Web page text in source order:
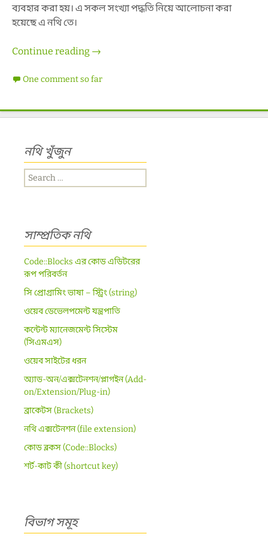
ব্যবহার করা হয়। এ সকল সংখ্যা পদ্ধতি নিয়ে আলোচনা করা
হয়েছে এ নথি তে।
Continue reading সংখ্যা পদ্ধতিঃ ডেসিম্যাল, বাইনারি, অক্টাল এবং
→
One comment so far
নথি খুঁজুন
Search
for:
সাম্প্রতিক নথি
Code::Blocks এর কোড এডিটরের
রূপ পরিবর্তন
সি প্রোগ্রামিং ভাষা – স্ট্রিং (string)
ওয়েব ডেভেলপমেন্ট যন্ত্রপাতি
কন্টেন্ট ম্যানেজমেন্ট সিস্টেম
(সিএমএস)
ওয়েব সাইটের ধরন
অ্যাড-অন/এক্সটেনশন/প্লাগইন (Add-
on/Extension/Plug-in)
ব্রাকেটস (Brackets)
নথি এক্সটেনশন (file extension)
কোড ব্লকস (Code::Blocks)
শর্ট-কাট কী (shortcut key)
বিভাগ সমূহ